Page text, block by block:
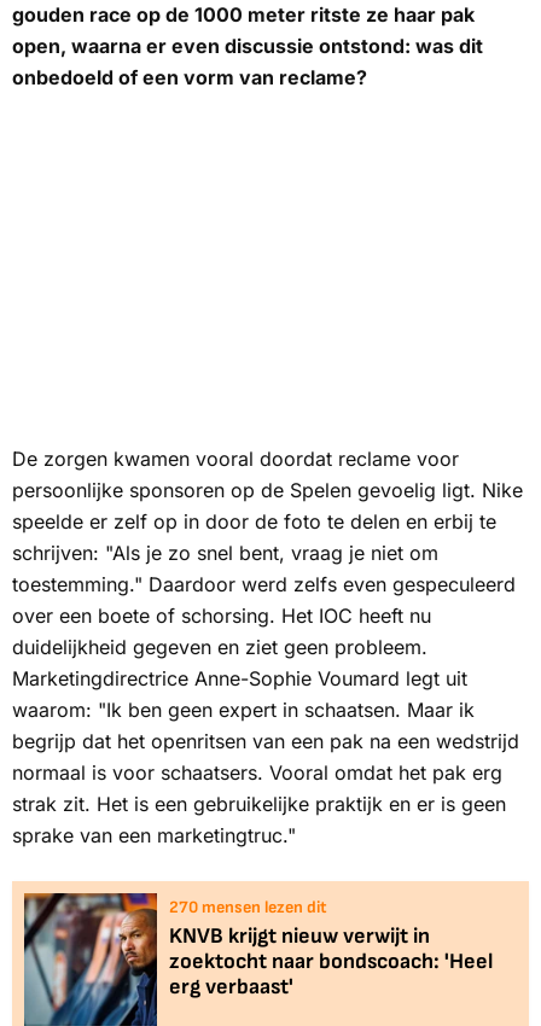
gouden race op de 1000 meter ritste ze haar pak
open, waarna er even discussie ontstond: was dit
onbedoeld of een vorm van reclame?
De zorgen kwamen vooral doordat reclame voor
persoonlijke sponsoren op de Spelen gevoelig ligt. Nike
speelde er zelf op in door de foto te delen en erbij te
schrijven: "Als je zo snel bent, vraag je niet om
toestemming." Daardoor werd zelfs even gespeculeerd
over een boete of schorsing. Het IOC heeft nu
duidelijkheid gegeven en ziet geen probleem.
Marketingdirectrice Anne-Sophie Voumard legt uit
waarom: "Ik ben geen expert in schaatsen. Maar ik
begrijp dat het openritsen van een pak na een wedstrijd
normaal is voor schaatsers. Vooral omdat het pak erg
strak zit. Het is een gebruikelijke praktijk en er is geen
sprake van een marketingtruc."
270mensen lezen dit
KNVB krijgt nieuw verwijt in
zoektocht naar bondscoach: 'Heel
erg verbaast'